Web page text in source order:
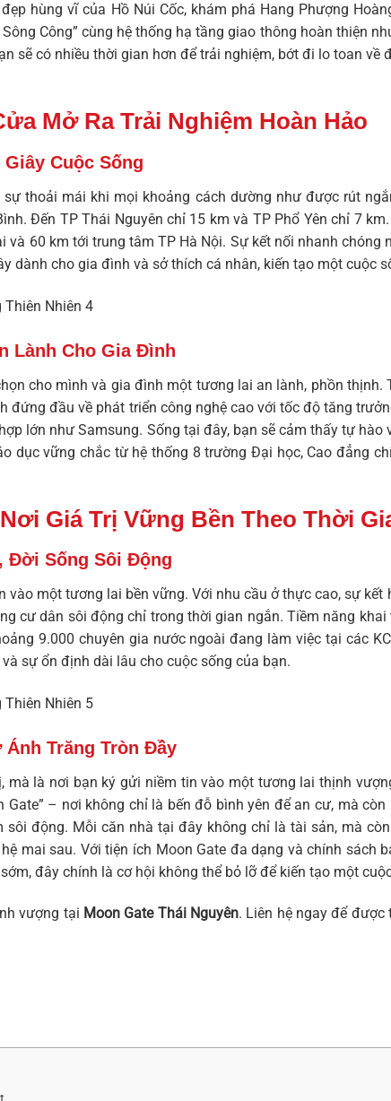
hùng vĩ của Hồ Núi Cốc, khám phá Hang Phượng
Công” cùng hệ thống hạ tầng giao thông hoàn thiện
sẽ có nhiều thời gian hơn để trải nghiệm, bớt đi lo toan về
Mở Ra Trải Nghiệm Hoàn Hảo
Cuộc Sống
sự thoải mái khi mọi khoảng cách dường như được rút
Đến TP Thái Nguyên chỉ 15 km và TP Phổ Yên chỉ 7
và 60 km tới trung tâm TP Hà Nội. Sự kết nối nhanh chóng
dành cho gia đình và sở thích cá nhân, kiến tạo một cuộc
Lành Cho Gia Đình
cho mình và gia đình một tương lai an lành, phồn thịnh.
đứng đầu về phát triển công nghệ cao với tốc độ tăng
lớn như Samsung. Sống tại đây, bạn sẽ cảm thấy tự
dục vững chắc từ hệ thống 8 trường Đại học, Cao đẳng
Giá Trị Vững Bền Theo Thời
Đời Sống Sôi Động
vào một tương lai bền vững. Với nhu cầu ở thực cao, sự
cư dân sôi động chỉ trong thời gian ngắn. Tiềm năng
9.000 chuyên gia nước ngoài đang làm việc tại các
sự ổn định dài lâu cho cuộc sống của bạn.
Trăng Tròn Đầy
mà là nơi bạn ký gửi niềm tin vào một tương lai thịnh
– nơi không chỉ là bến đỗ bình yên để an cư, mà
sôi động. Mỗi căn nhà tại đây không chỉ là tài sản, mà
mai sau. Vớitiện ích Moon Gate đa dạng và chính sách
đây chính là cơ hội không thể bỏ lỡ để kiến tạo một
vượng tại Moon Gate Thái Nguyên. Liên hệ ngay để